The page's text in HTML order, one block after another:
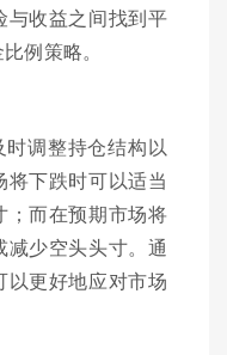
与收益之间找到平
例策略。
调整持仓结构以
下跌时可以适当
；而在预期市场将
少空头头寸。通
更好地应对市场